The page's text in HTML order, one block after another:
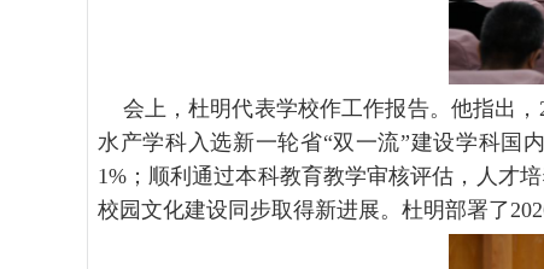
会上，杜明代表学校作工作报告。他指出，
水产学科入选新一轮省“双一流”建设学科国
1% ；顺利通过本科教育教学审核评估，人才
校园文化建设同步取得新进展。杜明部署了